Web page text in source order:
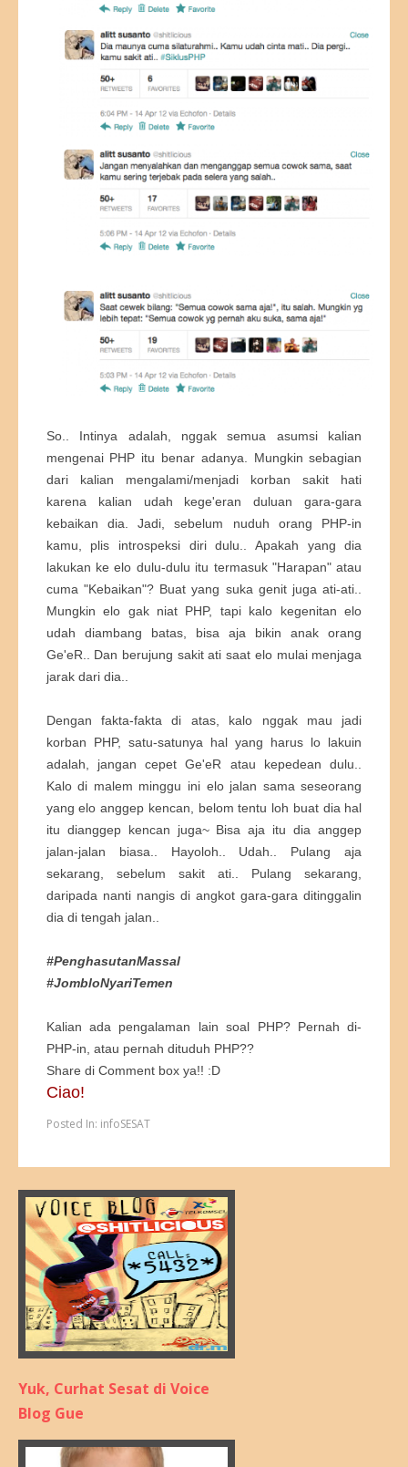
So.. Intinya adalah, nggak semua asumsi kalian
mengenai PHP itu benar adanya. Mungkin sebagian
dari kalian mengalami/menjadi korban sakit hati
karena kalian udah kege'eran duluan gara-gara
kebaikan dia. Jadi, sebelum nuduh orang PHP-in
kamu, plis introspeksi diri dulu.. Apakah yang dia
lakukan ke elo dulu-dulu itu termasuk "Harapan" atau
cuma "Kebaikan"? Buat yang suka genit juga ati-ati..
Mungkin elo gak niat PHP, tapi kalo kegenitan elo
udah diambang batas, bisa aja bikin anak orang
Ge'eR.. Dan berujung sakit ati saat elo mulai menjaga
jarak dari dia..
Dengan fakta-fakta di atas, kalo nggak mau jadi
korban PHP, satu-satunya hal yang harus lo lakuin
adalah, jangan cepet Ge'eR atau kepedean dulu..
Kalo di malem minggu ini elo jalan sama seseorang
yang elo anggep kencan, belom tentu loh buat dia hal
itu dianggep kencan juga~ Bisa aja itu dia anggep
jalan-jalan biasa.. Hayoloh.. Udah.. Pulang aja
sekarang, sebelum sakit ati.. Pulang sekarang,
daripada nanti nangis di angkot gara-gara ditinggalin
dia di tengah jalan..
#PenghasutanMassal
#JombloNyariTemen
Kalian ada pengalaman lain soal PHP? Pernah di-
PHP-in, atau pernah dituduh PHP??
Share di Comment box ya!! :D
Ciao!
Posted In: infoSESAT
Yuk, Curhat Sesat di Voice
Blog Gue